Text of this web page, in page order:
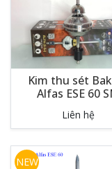
Kim thu sét
Alfas ESE 60
Liên hệ
NEW